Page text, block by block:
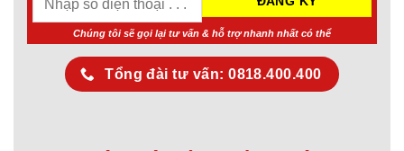
Chúng tôi sẽ gọi lại tư vấn & hỗ trợ nhanh nhất có thể
Tổng đài tư vấn: 0818.400.400